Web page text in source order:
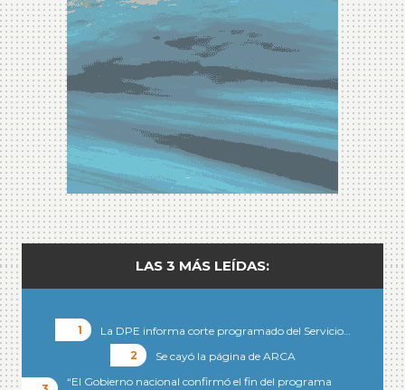
LAS 3 MÁS LEÍDAS:
La DPE informa corte programado del Servicio…
Se cayó la página de ARCA
“El Gobierno nacional confirmó el fin del programa